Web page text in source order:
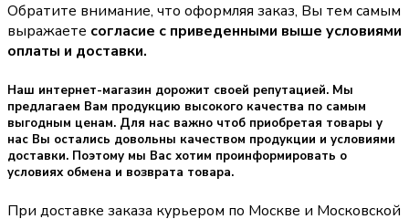
Обратите внимание, что оформляя заказ, Вы тем самым
выражаете согласие с приведенными выше условиями
оплаты и доставки.
Наш интернет-магазин дорожит своей репутацией. Мы
предлагаем Вам продукцию высокого качества по самым
выгодным ценам. Для нас важно чтоб приобретая товары у
нас Вы остались довольны качеством продукции и условиями
доставки. Поэтому мы Вас хотим проинформировать о
условиях обмена и возврата товара.
При доставке заказа курьером по Москве и Московской